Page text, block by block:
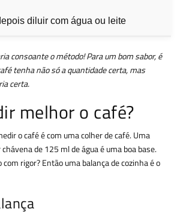
diluir com água ou leite
consoante o método! Para um bom sabor, é
tenha não só a quantidade certa, mas
certa.
melhor o café?
o café é com uma colher de café. Uma
de 125 ml de água é uma boa base.
rigor? Então uma balança de cozinha é o